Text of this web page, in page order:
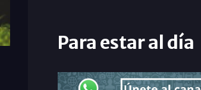
Para estar al día